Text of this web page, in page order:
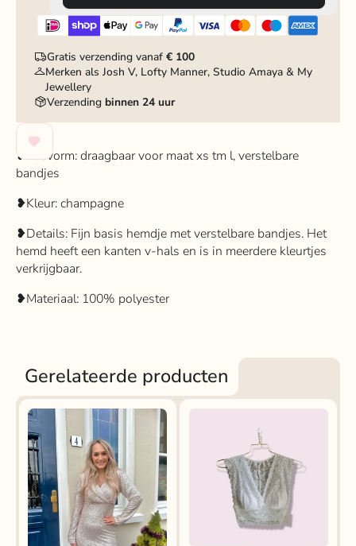
Gratis verzending vanaf€ 100
Merken als Josh V, Lofty Manner, Studio Amaya & My
Jewellery
Verzendingbinnen 24 uur
❥Pasvorm: draagbaar voor maat xs tm l, verstelbare
bandjes
❥Kleur: champagne
❥Details: Fijn basis hemdje met verstelbare bandjes. Het
hemd heeft een kanten v-hals en is in meerdere kleurtjes
verkrijgbaar.
❥Materiaal: 100% polyester
Gerelateerde producten